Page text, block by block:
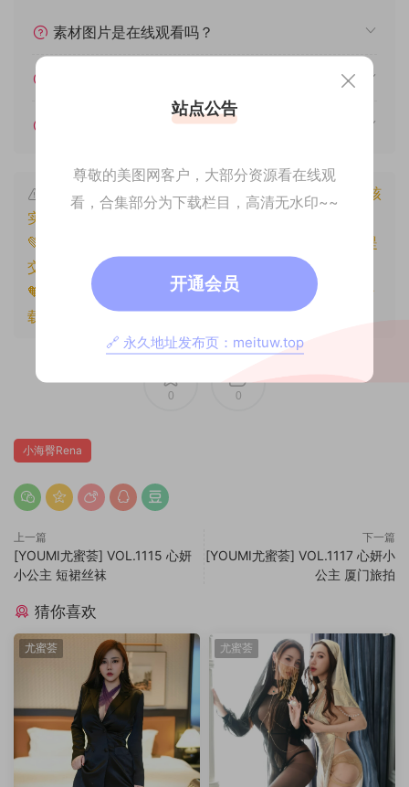
素材图片是在线观看吗？
遇见其他问题怎么办？
本文资源仅供个人参考学习，请勿批量搬运，一经核
实将封禁账号权限！
💚本文资源均来源网友分享，若侵犯了您的权益可以提
交工单处理。
🧡原文链接：
https://www.znjxg.com/1210.html
，转
载请注明出处。
0 0
小海臀Rena
上一篇
[YOUMI尤蜜荟] VOL.1115 心妍
小公主 短裙丝袜
下一篇
[YOUMI尤蜜荟] VOL.1117 心妍小
公主 厦门旅拍
猜你喜欢
尤蜜荟 尤蜜荟
站点公告
尊敬的美图网客户，大部分资源看在线观
看，合集部分为下载栏目，高清无水印~~
开通会员
🔗 永久地址发布页：meituw.top